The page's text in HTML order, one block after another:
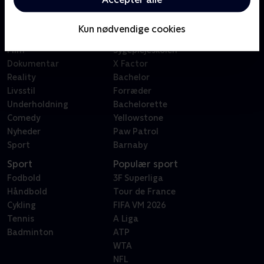
Kun nødvendige cookies
Kategorier
Film
Dokumentar
Reality
Livsstil
Underholdning
Comedy
Nyheder
Sport
Badehotellet
Sygeplejeskolen
X Factor
Bachelor
Forræder
Bachelorette
Yellowstone
Paw Patrol
Barnaby
Sport
Fodbold
Håndbold
Cykling
Tennis
Badminton
Populær sport
3F Superliga
Tour de France
FIFA VM 2026
A Liga
ATP
WTA
NFL